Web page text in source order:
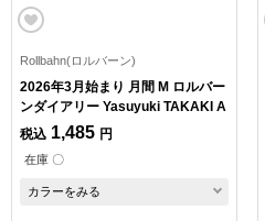
Rollbahn(ロルバーン)
2026年3月始まり 月間 M ロルバー
ンダイアリー Yasuyuki TAKAKI A
税込 1,485 円
在庫 〇
カラーをみる